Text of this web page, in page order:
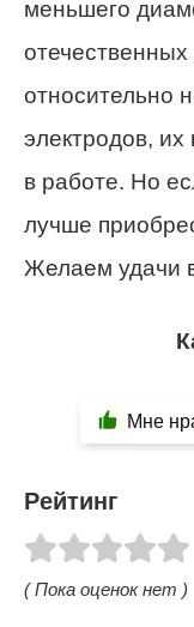
меньшего
относительно
электродов,
в работе. Но
лучше
Желаем удачи
Мне
Рейтинг
( Пока оценок нет )